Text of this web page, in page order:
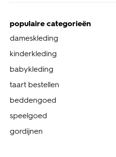
populaire categorieën
dameskleding
kinderkleding
babykleding
taart bestellen
beddengoed
speelgoed
gordijnen